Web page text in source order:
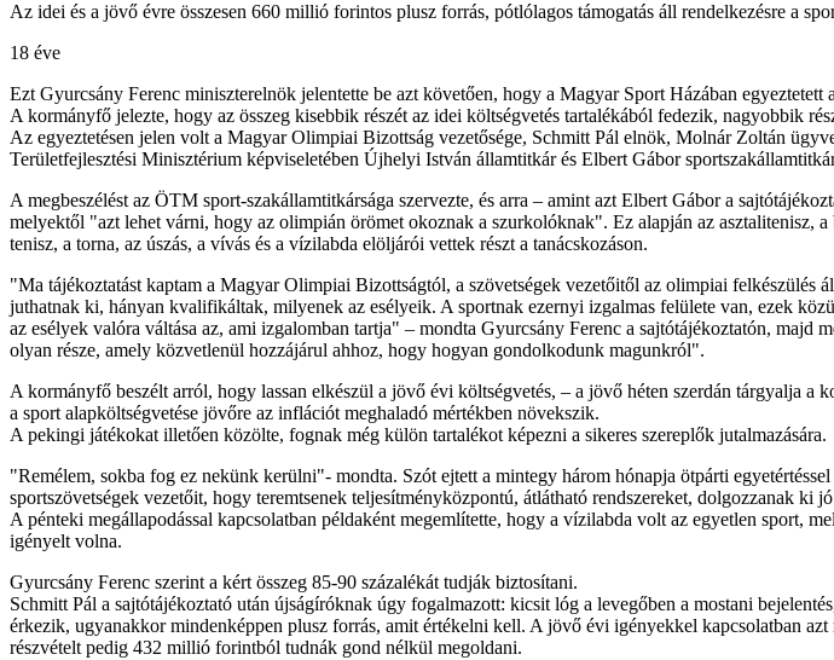
Az idei és a jövő évre összesen 660 millió forintos plusz forrás, pótlólagos támogatás áll rendelkezésre a
18 éve
Ezt Gyurcsány Ferenc miniszterelnök jelentette be azt követően, hogy a Magyar Sport Házában
A kormányfő jelezte, hogy az összeg kisebbik részét az idei költségvetés tartalékából fedezik, nagyobbik
Az egyeztetésen jelen volt a Magyar Olimpiai Bizottság vezetősége, Schmitt Pál elnök, Molnár Zoltán
Területfejlesztési Minisztérium képviseletében Újhelyi István államtitkár és Elbert Gábor
A megbeszélést az ÖTM sport-szakállamtitkársága szervezte, és arra – amint azt Elbert Gábor a
melyektől "azt lehet várni, hogy az olimpián örömet okoznak a szurkolóknak". Ez alapján az asztalitenisz,
tenisz, a torna, az úszás, a vívás és a vízilabda elöljárói vettek részt a tanácskozáson.
"Ma tájékoztatást kaptam a Magyar Olimpiai Bizottságtól, a szövetségek vezetőitől az olimpiai
juthatnak ki, hányan kvalifikáltak, milyenek az esélyeik. A sportnak ezernyi izgalmas felülete van, ezek
az esélyek valóra váltása az, ami izgalomban tartja" – mondta Gyurcsány Ferenc a sajtótájékoztatón,
olyan része, amely közvetlenül hozzájárul ahhoz, hogy hogyan gondolkodunk magunkról".
A kormányfő beszélt arról, hogy lassan elkészül a jövő évi költségvetés, – a jövő héten szerdán tárgyalja
a sport alapköltségvetése jövőre az inflációt meghaladó mértékben növekszik.
A pekingi játékokat illetően közölte, fognak még külön tartalékot képezni a sikeres szereplők jutalmazására.
"Remélem, sokba fog ez nekünk kerülni"- mondta. Szót ejtett a mintegy három hónapja ötpárti
sportszövetségek vezetőit, hogy teremtsenek teljesítményközpontú, átlátható rendszereket, dolgozzanak
A pénteki megállapodással kapcsolatban példaként megemlítette, hogy a vízilabda volt az egyetlen sport,
igényelt volna.
Gyurcsány Ferenc szerint a kért összeg 85-90 százalékát tudják biztosítani.
Schmitt Pál a sajtótájékoztató után újságíróknak úgy fogalmazott: kicsit lóg a levegőben a mostani
érkezik, ugyanakkor mindenképpen plusz forrás, amit értékelni kell. A jövő évi igényekkel kapcsolatban
részvételt pedig 432 millió forintból tudnák gond nélkül megoldani.